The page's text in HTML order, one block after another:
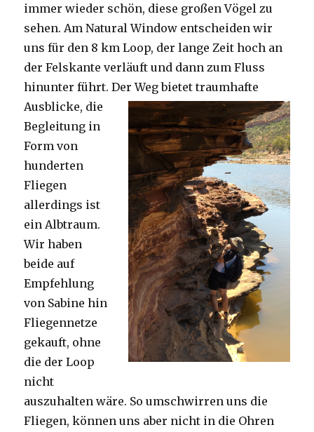
immer wieder schön, diese großen Vögel zu
sehen. Am Natural Window entscheiden wir
uns für den 8 km Loop, der lange Zeit hoch an
der Felskante verläuft und dann zum Fluss
hinunter führt. Der Weg bietet traumhafte
Ausblicke, die
Begleitung in
Form von
hunderten
Fliegen
allerdings ist
ein Albtraum.
Wir haben
beide auf
Empfehlung
von Sabine hin
Fliegennetze
gekauft, ohne
die der Loop
nicht
auszuhalten wäre. So umschwirren uns die
Fliegen, können uns aber nicht in die Ohren